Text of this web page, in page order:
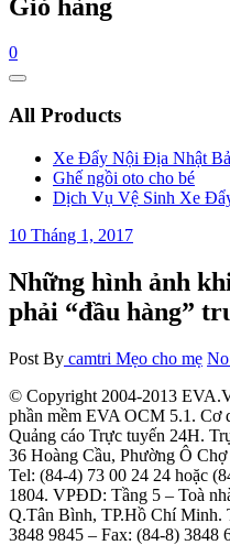
Giỏ hàng
0
Catalog
All Products
Xe Đẩy Nội Địa Nhật
Ghế ngồi oto cho bé
Dịch Vụ Vệ Sinh Xe
10 Tháng 1, 2017
Những hình ảnh
phải “đầu hàng”
Post By camtri Mẹo cho mẹ
© Copyright 2004-2013
phần mềm EVA OCM 5.1. Cơ
Quảng cáo Trực tuyến 24H.
36 Hoàng Cầu, Phường Ô
Tel: (84-4) 73 00 24 24 hoặc
1804. VPĐD: Tầng 5 – Toà
Q.Tân Bình, TP.Hồ Chí Minh.
3848 9845 – Fax: (84-8) 3848